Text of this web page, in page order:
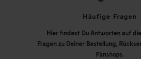
Häufige Fragen
Hier findest Du Antworten auf
Fragen zu Deiner Bestellung,
Fanshops.